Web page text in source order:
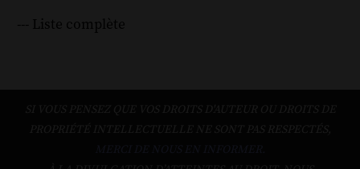
--- Liste complète